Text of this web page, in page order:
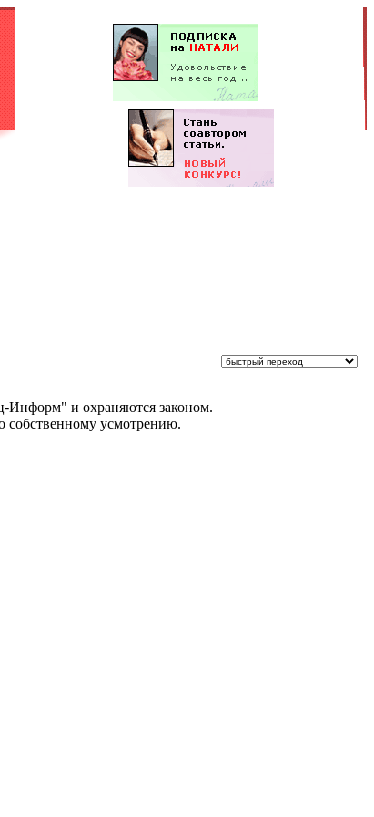
Информ" и охраняются законом.
собственному усмотрению.